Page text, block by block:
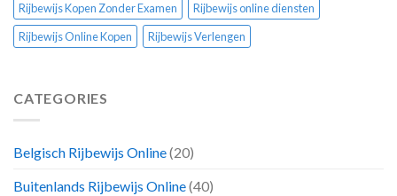
Rijbewijs Kopen Zonder Examen
Rijbewijs online diensten
Rijbewijs Online Kopen
Rijbewijs Verlengen
CATEGORIES
Belgisch Rijbewijs Online(20)
Buitenlands Rijbewijs Online(40)